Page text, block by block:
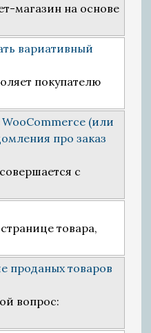
магазин на основе
вариативный
покупателю
WooCommerce (или
про заказ
с
товара,
проданых товаров
вопрос: